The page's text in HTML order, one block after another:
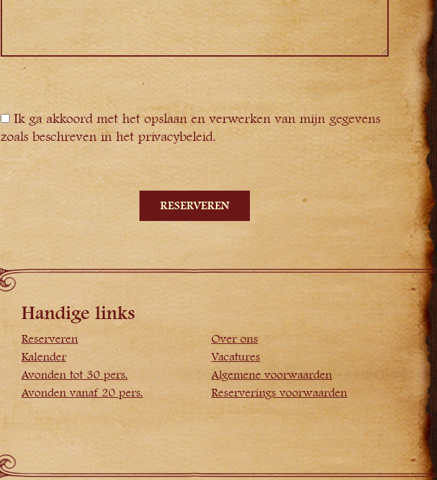
Ik ga akkoord met het opslaan en verwerken van mijn gegevens
zoals beschreven in het privacybeleid.
Handige links
Reserveren
Kalender
Avonden tot 30 pers.
Avonden vanaf 20 pers.
Over ons
Vacatures
Algemene voorwaarden
Reserverings voorwaarden